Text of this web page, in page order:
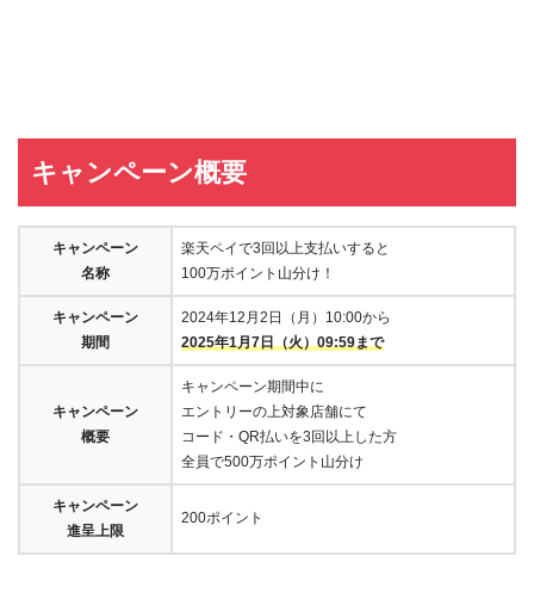
キャンペーン概要
キャンペーン
名称
楽天ペイで3回以上支払いすると
100万ポイント山分け！
キャンペーン
期間
2024年12月2日（月）10:00から
2025年1月7日（火）09:59まで
キャンペーン
概要
キャンペーン期間中に
エントリーの上対象店舗にて
コード・QR払いを3回以上した方
全員で500万ポイント山分け
キャンペーン
進呈上限
200ポイント